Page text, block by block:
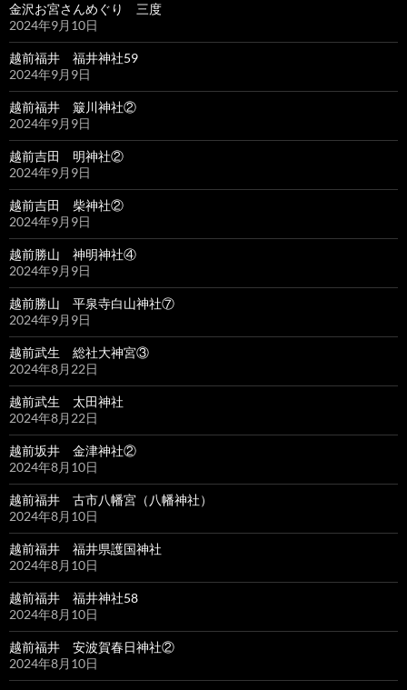
金沢お宮さんめぐり 三度
2024年9月10日
越前福井 福井神社59
2024年9月9日
越前福井 簸川神社②
2024年9月9日
越前吉田 明神社②
2024年9月9日
越前吉田 柴神社②
2024年9月9日
越前勝山 神明神社④
2024年9月9日
越前勝山 平泉寺白山神社⑦
2024年9月9日
越前武生 総社大神宮③
2024年8月22日
越前武生 太田神社
2024年8月22日
越前坂井 金津神社②
2024年8月10日
越前福井 古市八幡宮（八幡神社）
2024年8月10日
越前福井 福井県護国神社
2024年8月10日
越前福井 福井神社58
2024年8月10日
越前福井 安波賀春日神社②
2024年8月10日